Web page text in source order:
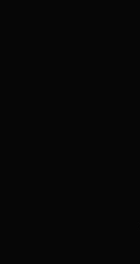
بر خلاف طعم‌‌ها سنگین سردرد کمی
مبتلا هستند، گزینه بهتری محسوب
سفارش
طعم‌های تنباکو آشنا شدید،
خدمات دهنده پیشرو در زمینه
مشتری عالی است. مجموعه‌ی ما